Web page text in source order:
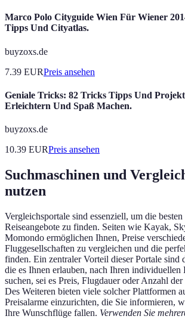
Marco Polo Cityguide Wien Für Wiener
Tipps Und Cityatlas.
buyzoxs.de
7.39 EURPreis ansehen
Geniale Tricks: 82 Tricks Tipps Und
Erleichtern Und Spaß Machen.
buyzoxs.de
10.39 EURPreis ansehen
Suchmaschinen und
nutzen
Vergleichsportale sind essenziell, um die
Reiseangebote zu finden. Seiten wie Kayak,
Momondo ermöglichen Ihnen, Preise
Fluggesellschaften zu vergleichen und die
finden. Ein zentraler Vorteil dieser Portale sind
die es Ihnen erlauben, nach Ihren individuellen
suchen, sei es Preis, Flugdauer oder Anzahl
Des Weiteren bieten viele solcher Plattformen
Preisalarme einzurichten, die Sie informieren,
Ihre Wunschflüge fallen. Verwenden Sie